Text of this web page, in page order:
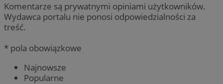
Komentarze są prywatnymi opiniami użytkowników.
Wydawca portalu nie ponosi odpowiedzialności za
treść.
* pola obowiązkowe
Najnowsze
Popularne